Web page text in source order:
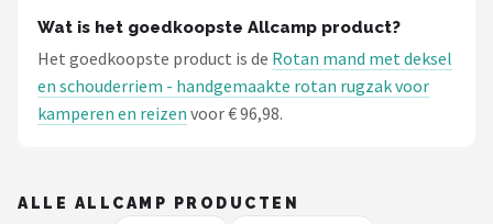
Wat is het goedkoopste Allcamp product?
Het goedkoopste product is de Rotan mand met deksel
en schouderriem - handgemaakte rotan rugzak voor
kamperen en reizen voor € 96,98.
ALLE ALLCAMP PRODUCTEN